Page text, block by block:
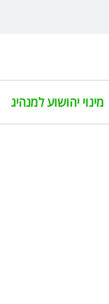
מינוי יהושוע למנהיג